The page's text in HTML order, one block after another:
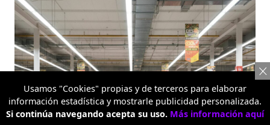
Usamos "Cookies" propias y de terceros para elaborar
información estadística y mostrarle publicidad personalizada.
Si continúa navegando acepta su uso. Más información aquí